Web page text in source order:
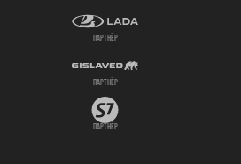
партнёр
партнёр
партнёр